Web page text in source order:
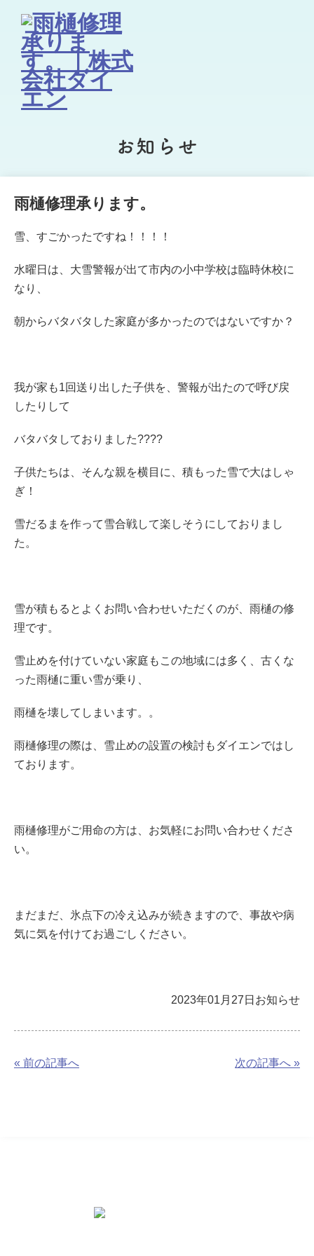
お知らせ
雨樋修理承ります。
雪、すごかったですね！！！！
水曜日は、大雪警報が出て市内の小中学校は臨時休校に
なり、
朝からバタバタした家庭が多かったのではないですか？
我が家も1回送り出した子供を、警報が出たので呼び戻
したりして
バタバタしておりました????
子供たちは、そんな親を横目に、積もった雪で大はしゃ
ぎ！
雪だるまを作って雪合戦して楽しそうにしておりまし
た。
雪が積もるとよくお問い合わせいただくのが、雨樋の修
理です。
雪止めを付けていない家庭もこの地域には多く、古くな
った雨樋に重い雪が乗り、
雨樋を壊してしまいます。。
雨樋修理の際は、雪止めの設置の検討もダイエンではし
ております。
雨樋修理がご用命の方は、お気軽にお問い合わせくださ
い。
まだまだ、氷点下の冷え込みが続きますので、事故や病
気に気を付けてお過ごしください。
2023年01月27日 お知らせ
« 前の記事へ 次の記事へ »